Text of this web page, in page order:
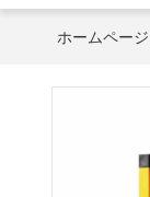
ホームページ